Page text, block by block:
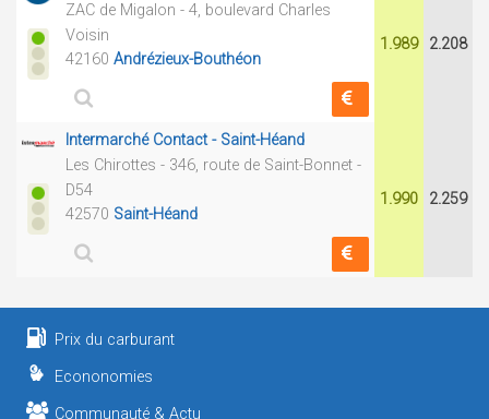
ZAC de Migalon - 4, boulevard Charles
Voisin
42160 Andrézieux-Bouthéon
1.989 2.208
Intermarché Contact - Saint-Héand
Les Chirottes - 346, route de Saint-Bonnet -
D54
42570 Saint-Héand
1.990 2.259
Prix du carburant
Econonomies
Communauté & Actu